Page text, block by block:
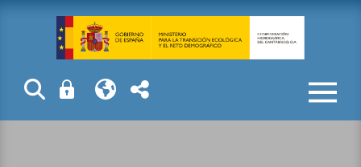
Sala de prensa